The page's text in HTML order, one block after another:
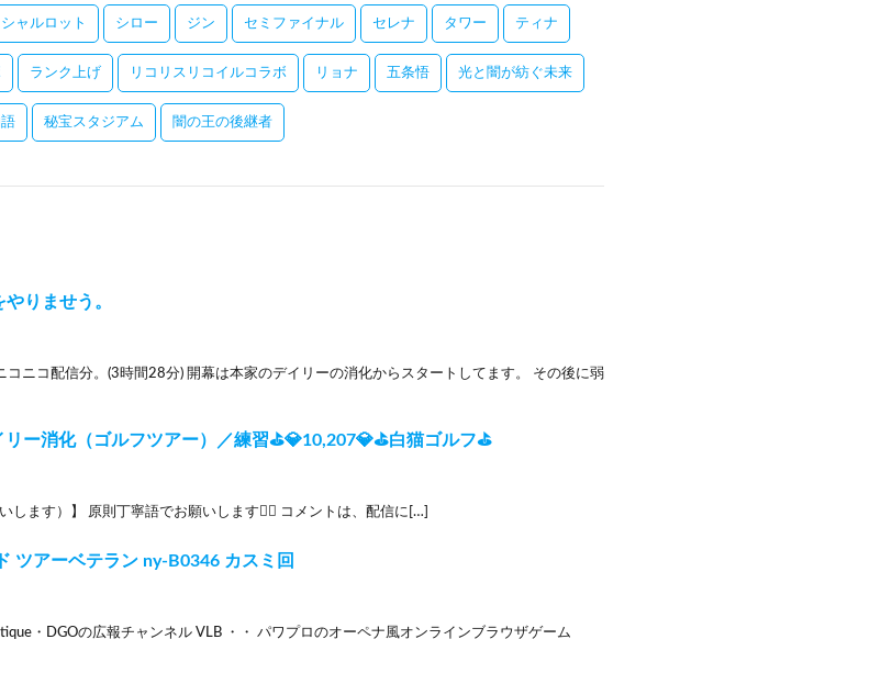
シャルロット シロー ジン セミファイナル セレナ タワー ティナ
ランク上げ リコリスリコイルコラボ リョナ 五条悟 光と闇が紡ぐ未来
秘宝スタジアム 闇の王の後継者
りませう。
ニコ配信分。(3時間28分) 開幕は本家のデイリーの消化からスタートしてます。 その後に弱
リー消化（ゴルフツアー）／練習⛳💎10,207💎⛳白猫ゴルフ⛳
します）】 原則丁寧語でお願いします🙇‍♂️ コメントは、配信に[…]
ツアーベテラン ny-B0346 カスミ回
・DGOの広報チャンネル VLB ・・ パワプロのオーペナ風オンラインブラウザゲーム